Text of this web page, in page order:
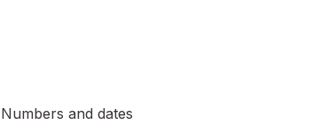
Numbers and dates